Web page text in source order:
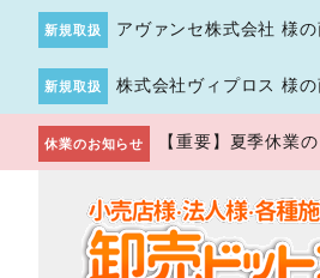
新規取扱 アヴァンセ株式会社 様
新規取扱 株式会社ヴィプロス 様
休業のお知らせ 【重要】夏季休業